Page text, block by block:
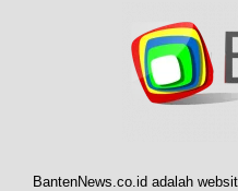
BantenNews.co.id adalah